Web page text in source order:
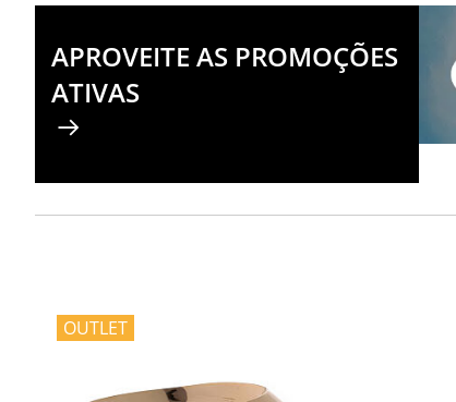
APROVEITE AS PROMOÇÕES
ATIVAS
OUTLET